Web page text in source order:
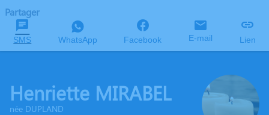
Partager
SMS WhatsApp Facebook E-mail Lien
Henriette MIRABEL
née DUPLAND